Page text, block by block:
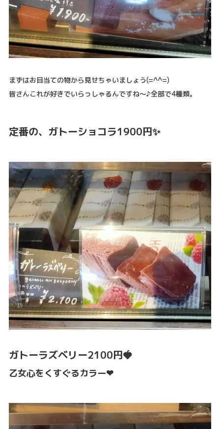
まずはお目当ての物から見せちゃいましょう(=^^=)
皆さんこれが好きでいらっしゃるんですね～♪全部で4種類。
定番の、ガトーショコラ1900円✨
ガトーラズベリー2100円🍓
乙女心をくすぐるカラー❤︎